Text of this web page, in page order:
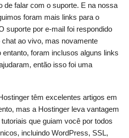
de falar com o suporte. E na nossa
foram mais links para o
suporte por e-mail foi respondido
ao vivo, mas novamente
foram inclusos alguns links
então isso foi uma
têm excelentes artigos em
mas a Hostinger leva vantagem
que guiam você por todos
incluindo WordPress, SSL,